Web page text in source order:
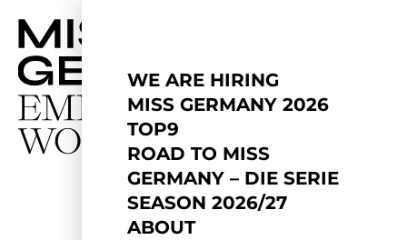
WE ARE HIRING
MISS GERMANY 2026
TOP9
ROAD TO MISS
GERMANY – DIE SERIE
SEASON 2026/27
ABOUT